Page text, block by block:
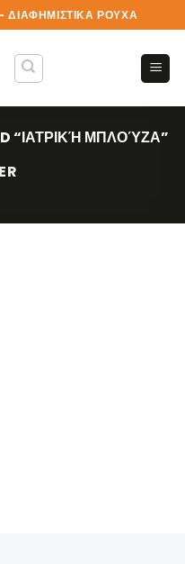
ΡΟΥΧΑ
“ΙΑΤΡΙΚΉ ΜΠΛΟΎΖΑ”